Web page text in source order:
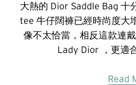
大熱的 Dior Saddle Bag 十
tee 牛仔闊褲已經時尚度大
像不太恰當，相反這款連
Lady Dior ，更適
Read